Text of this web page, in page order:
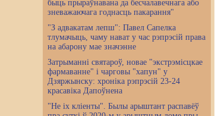
быць прыраўнавана да бесчалавечнага або
зневажаючага годнасць пакарання"
"З адвакатам лепш": Павел Сапелка
тлумачыць, чаму нават у час рэпрэсій права
на абарону мае значэнне
Затрыманні святароў, новае "экстрэмісцкае
фармаванне" і чарговы "хапун" у
Дзяржынску: хроніка рэпрэсій 23-24
красавіка Дапоўнена
"Не іх кліенты". Былы арыштант распавёў